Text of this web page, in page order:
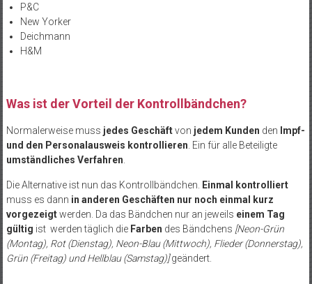
P&C
New Yorker
Deichmann
H&M
Was ist der Vorteil der Kontrollbändchen?
Normalerweise muss jedes Geschäftvon jedem Kunden den Impf-
und den Personalausweis kontrollieren . Ein für alle Beteiligte
umständliches Verfahren
Die Alternative ist nun das Kontrollbändchen.
Einmal kontrolliert
muss es dann in anderen Geschäften nur noch einmal kurz
vorgezeigtwerden. Da das Bändchen nur an jeweils einem Tag
gültig ist werden täglich die Farben des Bändchens [Neon-Grün
(Montag), Rot (Dienstag), Neon-Blau (Mittwoch), Flieder (Donnerstag),
Grün (Freitag) und Hellblau (Samstag)]geändert.